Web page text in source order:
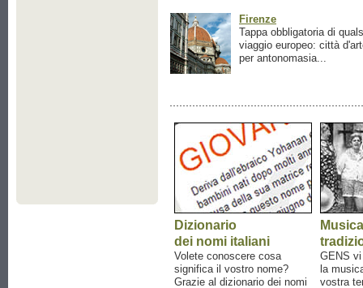
Firenze
Tappa obbligatoria di
viaggio europeo: città
per antonomasia...
Dizionario
dei nomi italiani
Volete conoscere cosa
significa il vostro nome?
Grazie al dizionario dei nomi
Musica
GENS
la
vostra